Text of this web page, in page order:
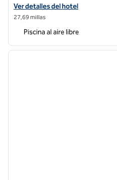
Ver detalles del hotel The
Ver detalles del hotel
27,69 millas
Piscina al aire libre
1 de 11